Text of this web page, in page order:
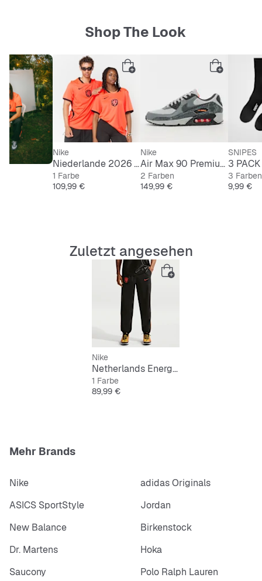
Shop The Look
Nike
Niederlande 2026 Heimtrikot
1 Farbe
Preis
109,99 €
Nike
Air Max 90 Premium SE "Cinder Cone"
2 Farben
Preis
149,99 €
SNIPES
3 Farben
Preis
9,99 €
Zuletzt angesehen
Nike
Netherlands Energy Dri-FIT Soccer Woven Pants
1 Farbe
Preis
89,99 €
Mehr Brands
Nike
adidas Originals
ASICS SportStyle
Jordan
New Balance
Birkenstock
Dr. Martens
Hoka
Saucony
Polo Ralph Lauren